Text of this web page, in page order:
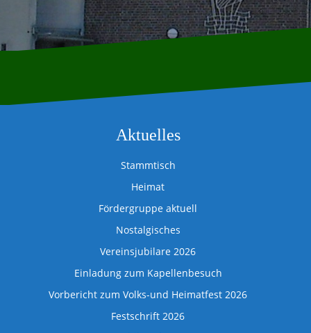
Aktuelles
Stammtisch
Heimat
Fördergruppe aktuell
Nostalgisches
Vereinsjubilare 2026
Einladung zum Kapellenbesuch
Vorbericht zum Volks-und Heimatfest 2026
Festschrift 2026